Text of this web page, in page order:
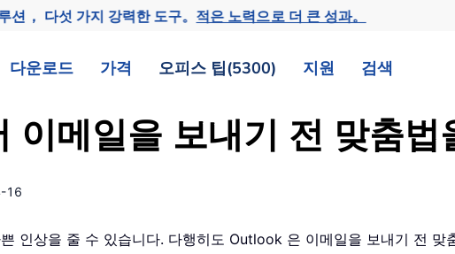
션， 다섯 가지 강력한 도구。적은 노력으로 더 큰 성과。
다운로드 가격 오피스 팁(5300) 지원 검색
메일을 보내기 전 맞춤법
16
인상을 줄 수 있습니다. 다행히도 Outlook 은 이메일을 보내기 전